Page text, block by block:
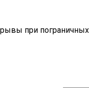
при пограничных